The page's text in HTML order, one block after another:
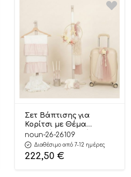
Σετ Βάπτισης για
Κορίτσι με Θέμα
Λουλούδια Εκρού-
Σάπιο Μήλο 26109
noun-26-26109
Διαθέσιμο από 7-12 ημέρες
222,50 €